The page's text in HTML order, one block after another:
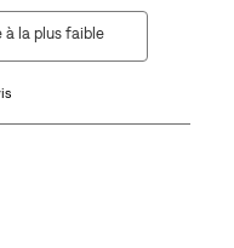
à la plus faible